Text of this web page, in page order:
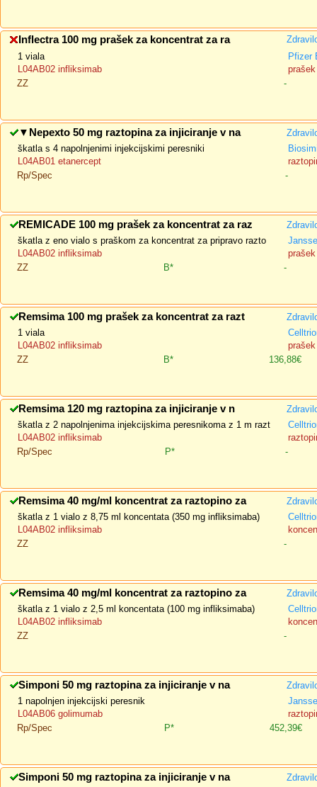
Inflectra 100 mg prašek za koncentrat za ra
1 viala
Pfizer
L04AB02 infliksimab
ZZ
-
▼ Nepexto 50 mg raztopina za injiciranje v na
škatla s 4 napolnjenimi injekcijskimi peresniki
L04AB01 etanercept
Rp/Spec
-
REMICADE 100 mg prašek za koncentrat za raz
škatla z eno vialo s praškom za koncentrat za pripravo razto
L04AB02 infliksimab
ZZ
B* -
Remsima 100 mg prašek za koncentrat za razt
1 viala
L04AB02 infliksimab
ZZ
B* 136,88€
Remsima 120 mg raztopina za injiciranje v n
škatla z 2 napolnjenima injekcijskima peresnikoma z 1 m razt
L04AB02 infliksimab
Rp/Spec
P* -
Remsima 40 mg/ml koncentrat za raztopino za
škatla z 1 vialo z 8,75 ml koncentata (350 mg infliksimaba)
L04AB02 infliksimab
ZZ
-
Remsima 40 mg/ml koncentrat za raztopino za
škatla z 1 vialo z 2,5 ml koncentata (100 mg infliksimaba)
L04AB02 infliksimab
ZZ
-
Simponi 50 mg raztopina za injiciranje v na
1 napolnjen injekcijski peresnik
L04AB06 golimumab
Rp/Spec
P* 452,39€
Simponi 50 mg raztopina za injiciranje v na